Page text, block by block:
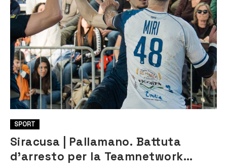
SPORT
Siracusa | Pallamano. Battuta
d’arresto per la Teamnetwork